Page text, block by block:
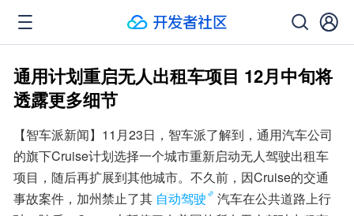
通用计划重启无人出租车项目 12月中旬将
透露更多细节
【智车派新闻】11月23日，智车派了解到，通用汽车公司
的旗下Cruise计划选择一个城市重新启动无人驾驶出租车
项目，随后再扩展到其他城市。不久前，因Cruise的交通
事故案件，加州禁止了其 自动驾驶
汽车在公共道路上行